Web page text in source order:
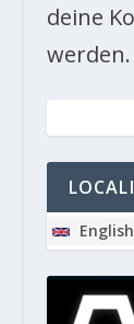
deine
werden.